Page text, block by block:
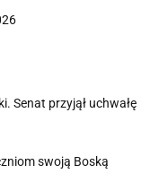
Senat przyjął uchwałę
swoją Boską